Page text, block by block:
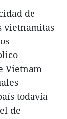
de
vietnamitas
Vietnam
todavía
de